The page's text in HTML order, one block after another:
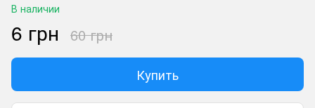
В наличии
6 грн 60 грн
Купить